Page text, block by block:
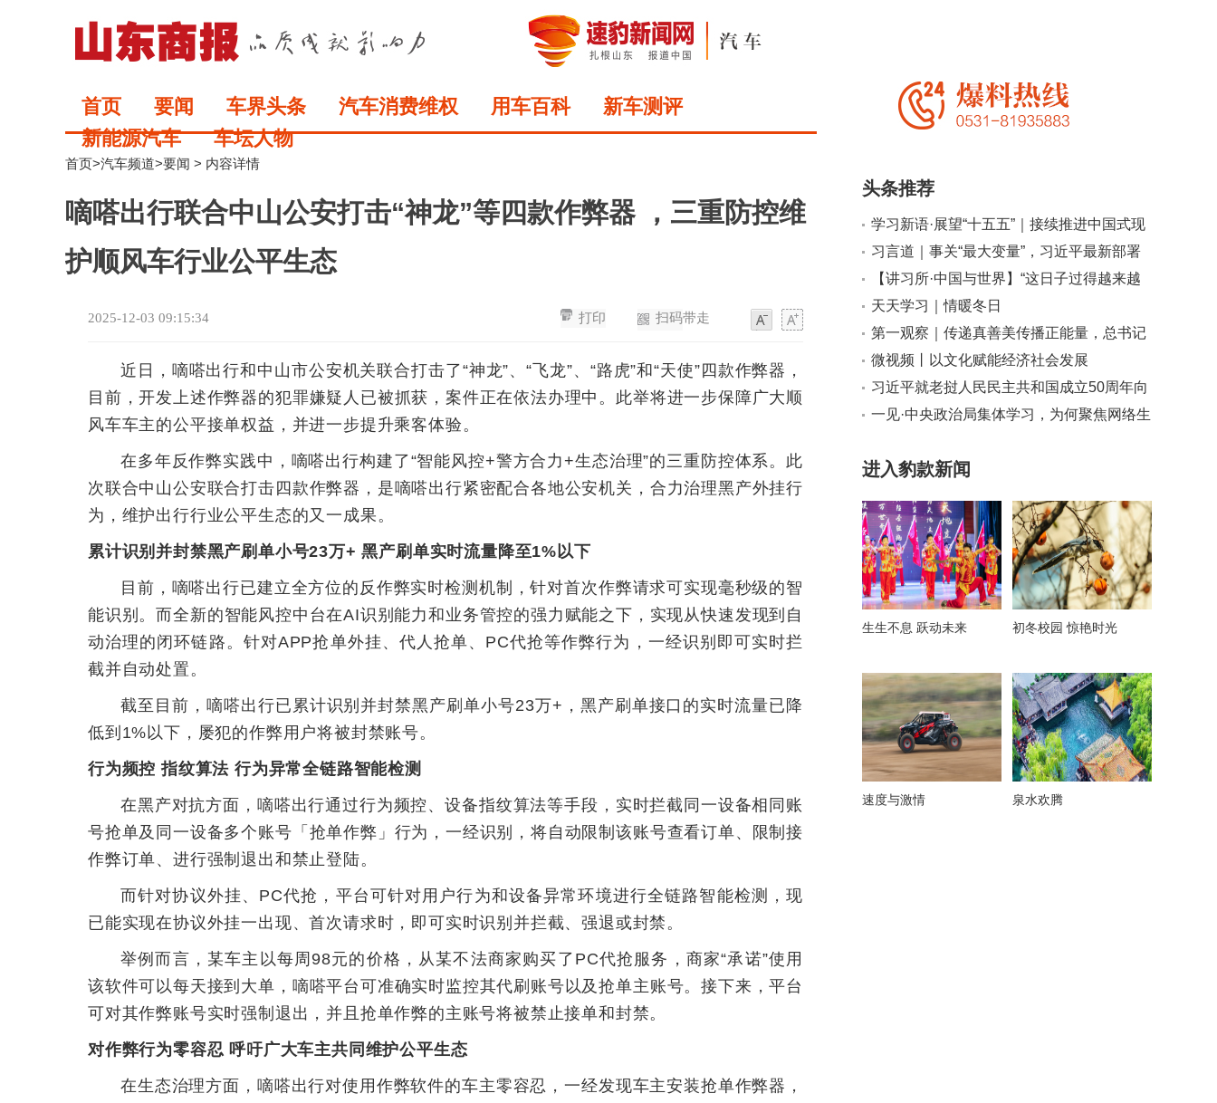
首页 要闻 车界头条 汽车消费维权 用车百科
新车测评
新能源汽车
车坛人物
首页>汽车频道>要闻 > 内容详情
嘀嗒出行联合中山公安打击“神龙”等四款作弊器 ，三重防控维
护顺风车行业公平生态
2025-12-03 09:15:34 扫码带走
打印
近日，嘀嗒出行和中山市公安机关联合打击了“神龙”、“飞龙”、“路虎”和“天使”四款作弊器，
目前，开发上述作弊器的犯罪嫌疑人已被抓获，案件正在依法办理中。此举将进一步保障广大顺
风车车主的公平接单权益，并进一步提升乘客体验。
在多年反作弊实践中，嘀嗒出行构建了“智能风控+警方合力+生态治理”的三重防控体系。此
次联合中山公安联合打击四款作弊器，是嘀嗒出行紧密配合各地公安机关，合力治理黑产外挂行
为，维护出行行业公平生态的又一成果。
累计识别并封禁黑产刷单小号23万+ 黑产刷单实时流量降至1%以下
目前，嘀嗒出行已建立全方位的反作弊实时检测机制，针对首次作弊请求可实现毫秒级的智
能识别。而全新的智能风控中台在AI识别能力和业务管控的强力赋能之下，实现从快速发现到自
动治理的闭环链路。针对APP抢单外挂、代人抢单、PC代抢等作弊行为，一经识别即可实时拦
截并自动处置。
截至目前，嘀嗒出行已累计识别并封禁黑产刷单小号23万+，黑产刷单接口的实时流量已降
低到1%以下，屡犯的作弊用户将被封禁账号。
行为频控 指纹算法 行为异常全链路智能检测
在黑产对抗方面，嘀嗒出行通过行为频控、设备指纹算法等手段，实时拦截同一设备相同账
号抢单及同一设备多个账号「抢单作弊」行为，一经识别，将自动限制该账号查看订单、限制接
作弊订单、进行强制退出和禁止登陆。
而针对协议外挂、PC代抢，平台可针对用户行为和设备异常环境进行全链路智能检测，现
已能实现在协议外挂一出现、首次请求时，即可实时识别并拦截、强退或封禁。
举例而言，某车主以每周98元的价格，从某不法商家购买了PC代抢服务，商家“承诺”使用
该软件可以每天接到大单，嘀嗒平台可准确实时监控其代刷账号以及抢单主账号。接下来，平台
可对其作弊账号实时强制退出，并且抢单作弊的主账号将被禁止接单和封禁。
对作弊行为零容忍 呼吁广大车主共同维护公平生态
在生态治理方面，嘀嗒出行对使用作弊软件的车主零容忍，一经发现车主安装抢单作弊器，
头条推荐
学习新语·展望“十五五”｜接续推进中国式现
代化
习言道｜事关“最大变量”，习近平最新部署
【讲习所·中国与世界】“这日子过得越来越
有盼头儿！”
天天学习｜情暖冬日
第一观察｜传递真善美传播正能量，总书记
这样寄语志愿服务
微视频丨以文化赋能经济社会发展
习近平就老挝人民民主共和国成立50周年向
老挝人民革命党中央委员会总书记、国家主
一见·中央政治局集体学习，为何聚焦网络生
进入豹款新闻
生生不息 跃动未来 初冬校园 惊艳时光
速度与激情 泉水欢腾